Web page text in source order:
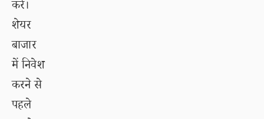
करें।
शेयर
बाजार
में निवेश
करने से
पहले